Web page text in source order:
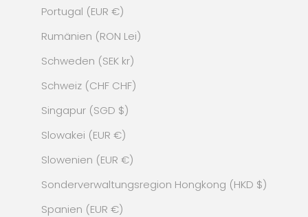
Portugal (EUR €)
Rumänien (RON Lei)
Schweden (SEK kr)
Schweiz (CHF CHF)
Singapur (SGD $)
Slowakei (EUR €)
Slowenien (EUR €)
Sonderverwaltungsregion Hongkong (HKD $)
Spanien (EUR €)